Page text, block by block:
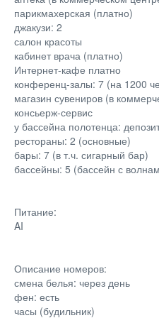
парикмахерская (платно)
джакузи: 2
салон красоты
кабинет врача (платно)
Интернет-кафе платно
конференц-залы: 7 (на 1200
магазин сувениров (в
консьерж-сервис
у бассейна полотенца:
рестораны: 2 (основные)
бары: 7 (в т.ч. сигарный бар)
бассейны: 5 (бассейн с
Питание:
AI
Описание номеров:
смена белья: через день
фен: есть
часы (будильник)